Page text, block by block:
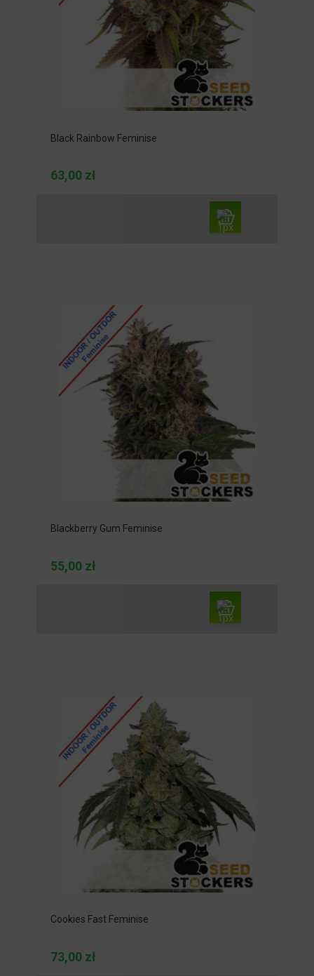
Black Rainbow Feminise
63,00 zł
Blackberry Gum Feminise
55,00 zł
Cookies Fast Feminise
73,00 zł